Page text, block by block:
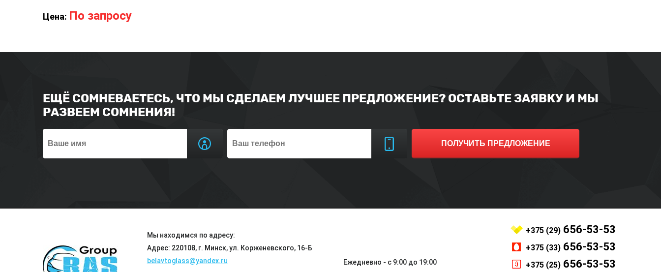
Цена: По запросу
ЕЩЁ СОМНЕВАЕТЕСЬ, ЧТО МЫ СДЕЛАЕМ ЛУЧШЕЕ ПРЕДЛОЖЕНИЕ? ОСТАВЬТЕ ЗАЯВКУ И МЫ
РАЗВЕЕМ СОМНЕНИЯ!
ПОЛУЧИТЬ ПРЕДЛОЖЕНИЕ
Мы находимся по адресу:
Адрес: 220108, г. Минск, ул. Корженевского, 16-Б
belavtoglass@yandex.ru
Ежедневно - с 9:00 до 19:00
+375 (29)656-53-53
+375 (33)656-53-53
+375 (25)656-53-53